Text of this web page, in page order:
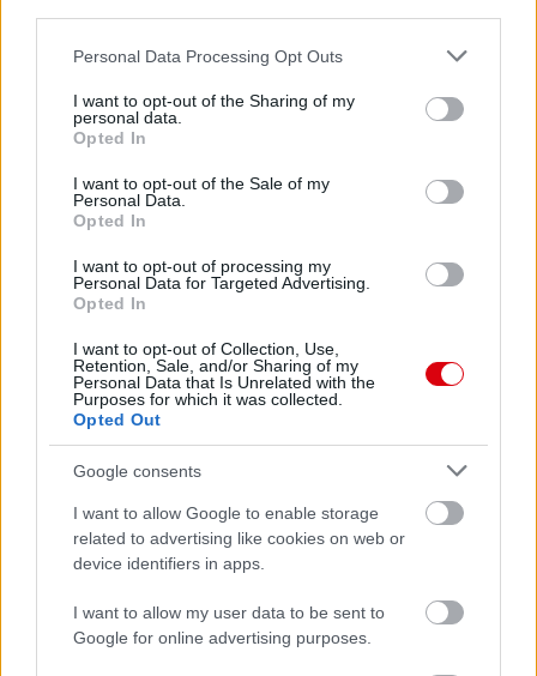
Please note that this website/app uses one or more Google
not limited to your visit or usage behaviour. You may click to
grant or deny consent to Google and its third-party tags to
use your data for below specified purposes in below Google
consent section.
Personal Data Processing Opt Outs
I want to opt-out of the Sharing of my
personal data.
Opted In
I want to opt-out of the Sale of my
Personal Data.
Opted In
I want to opt-out of processing my
Personal Data for Targeted Advertising.
Opted In
I want to opt-out of Collection, Use,
Retention, Sale, and/or Sharing of my
Personal Data that Is Unrelated with the
Purposes for which it was collected.
Opted Out
Google consents
I want to allow Google to enable storage
related to advertising like cookies on web or
device identifiers in apps.
I want to allow my user data to be sent to
Google for online advertising purposes.